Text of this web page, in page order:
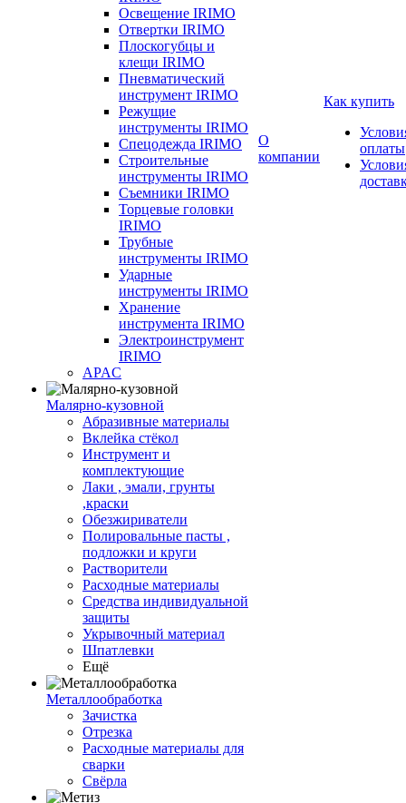
Освещение IRIMO
Отвертки IRIMO
Плоскогубцы и
клещи IRIMO
Пневматический
инструмент IRIMO
Режущие
инструменты IRIMO
Спецодежда IRIMO
Строительные
инструменты IRIMO
Съемники IRIMO
Торцевые головки
IRIMO
Трубные
инструменты IRIMO
Ударные
инструменты IRIMO
Хранение
инструмента IRIMO
Электроинструмент
IRIMO
APAC
Малярно-кузовной
Абразивные материалы
Вклейка стёкол
Инструмент и
комплектующие
Лаки , эмали, грунты
,краски
Обезжириватели
Полировальные пасты ,
подложки и круги
Растворители
Расходные материалы
Средства индивидуальной
защиты
Укрывочный материал
Шпатлевки
Ещё
Металлообработка
Зачистка
Отрезка
Расходные материалы для
сварки
Свёрла
О
компании
Как купить
оплаты